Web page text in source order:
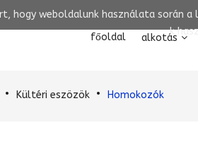
hogy weboldalunk használata során
k
főoldal alkotás
Kültéri eszözök Homokozók